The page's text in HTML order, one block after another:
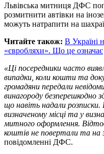
Львівська митниця ДФС
розмитнити автівки на
можуть натрапити на
Читайте також: В Україні
«євробляхи». Що це означає
«Ці посередники часто
випадки, коли кошти та
громадяни передали
винагороду безперешкодно
що навіть надали розписки.
визначеному місці та у
митного оформлення.
коштів не повертали та на
повідомленні ДФС.